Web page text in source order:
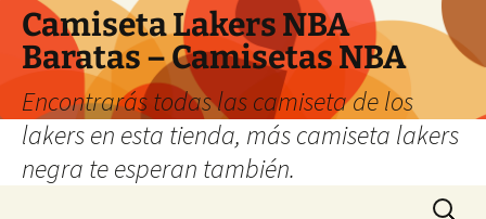
Camiseta Lakers NBA
Baratas – Camisetas NBA
Encontrarás todas las camiseta de los
lakers en esta tienda, más camiseta lakers
negra te esperan también.
Buscar: